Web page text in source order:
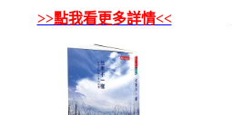
>>點我看更多詳情<<